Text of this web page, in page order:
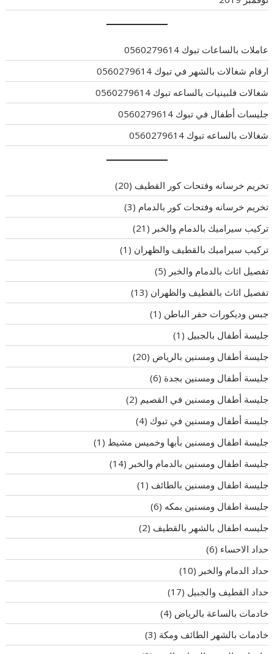
عاملات بالساعات تبوك 0560279614
ارقام شغالات بالشهر في تبوك 0560279614
شغالات فلبينيات بالساعه تبوك 0560279614
جليسات أطفال في تبوك 0560279614
شغالات بالساعه تبوك 0560279614
تخريم خرسانه وفتحات كور القطيف (20)
تخريم خرسانه وفتحات كور بالدمام (3)
تركيب سيراميك بالدمام والخبر (21)
تركيب سيراميك بالقطيف والظهران (1)
تفصيل اثاث بالدمام والخبر (5)
تفصيل اثاث بالقطيف والظهران (13)
جبس وديكورات حفر الباطن (1)
جليسة أطفال بالجبيل (1)
جليسة أطفال ومسنين بالرياض (20)
جليسة أطفال ومسنين بجدة (6)
جليسة أطفال ومسنين في القصيم (2)
جليسة أطفال ومسنين في تبوك (4)
جليسة اطفال ومسنين بأبها وخميس مشيط (1)
جليسة اطفال ومسنين بالدمام والخبر (14)
جليسة اطفال ومسنين بالطائف (1)
جليسة اطفال ومسنين بمكه (6)
جليسه اطفال بالشهر بالقطيف (2)
حداد الاحساء (6)
حداد الدمام والخبر (10)
حداد القطيف والجبيل (17)
خادمات بالساعة بالرياض (4)
خادمات بالشهر الطائف ومكة (3)